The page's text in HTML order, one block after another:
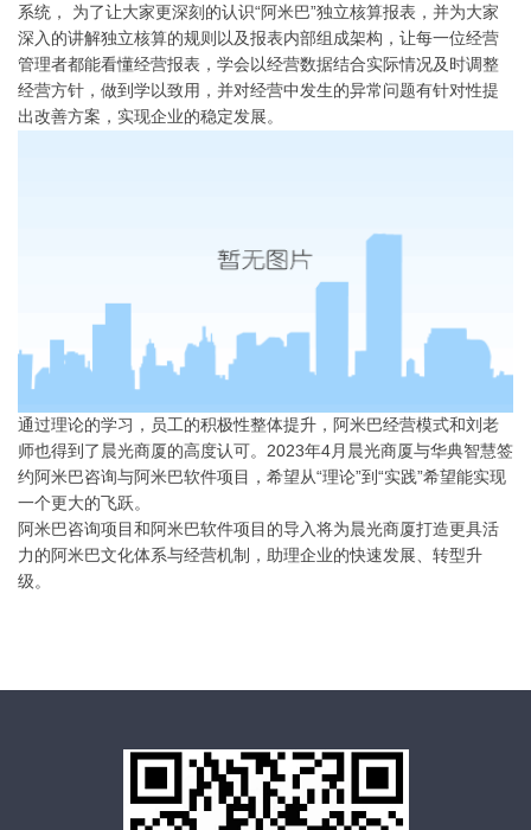
系统， 为了让大家更深刻的认识“阿米巴”独立核算报表，并为大家
深入的讲解独立核算的规则以及报表内部组成架构，让每一位经营
管理者都能看懂经营报表，学会以经营数据结合实际情况及时调整
经营方针，做到学以致用，并对经营中发生的异常问题有针对性提
出改善方案，实现企业的稳定发展。
通过理论的学习，员工的积极性整体提升，阿米巴经营模式和刘老
师也得到了晨光商厦的高度认可。2023年4月晨光商厦与华典智慧签
约阿米巴咨询与阿米巴软件项目，希望从“理论”到“实践”希望能实现
一个更大的飞跃。
阿米巴咨询项目和阿米巴软件项目的导入将为晨光商厦打造更具活
力的阿米巴文化体系与经营机制，助理企业的快速发展、转型升
级。
返回
顶部